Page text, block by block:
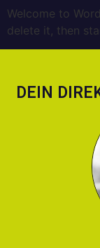
Welcome to
delete it, then
DEIN